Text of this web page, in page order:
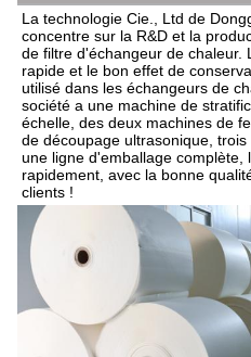
La technologie Cie., Ltd de
concentre sur la R&D et la
de filtre d'échangeur de chaleur.
rapide et le bon effet de
utilisé dans les échangeurs de
société a une machine de
échelle, des deux machines de
de découpage ultrasonique,
une ligne d'emballage complète,
rapidement, avec la bonne
clients !